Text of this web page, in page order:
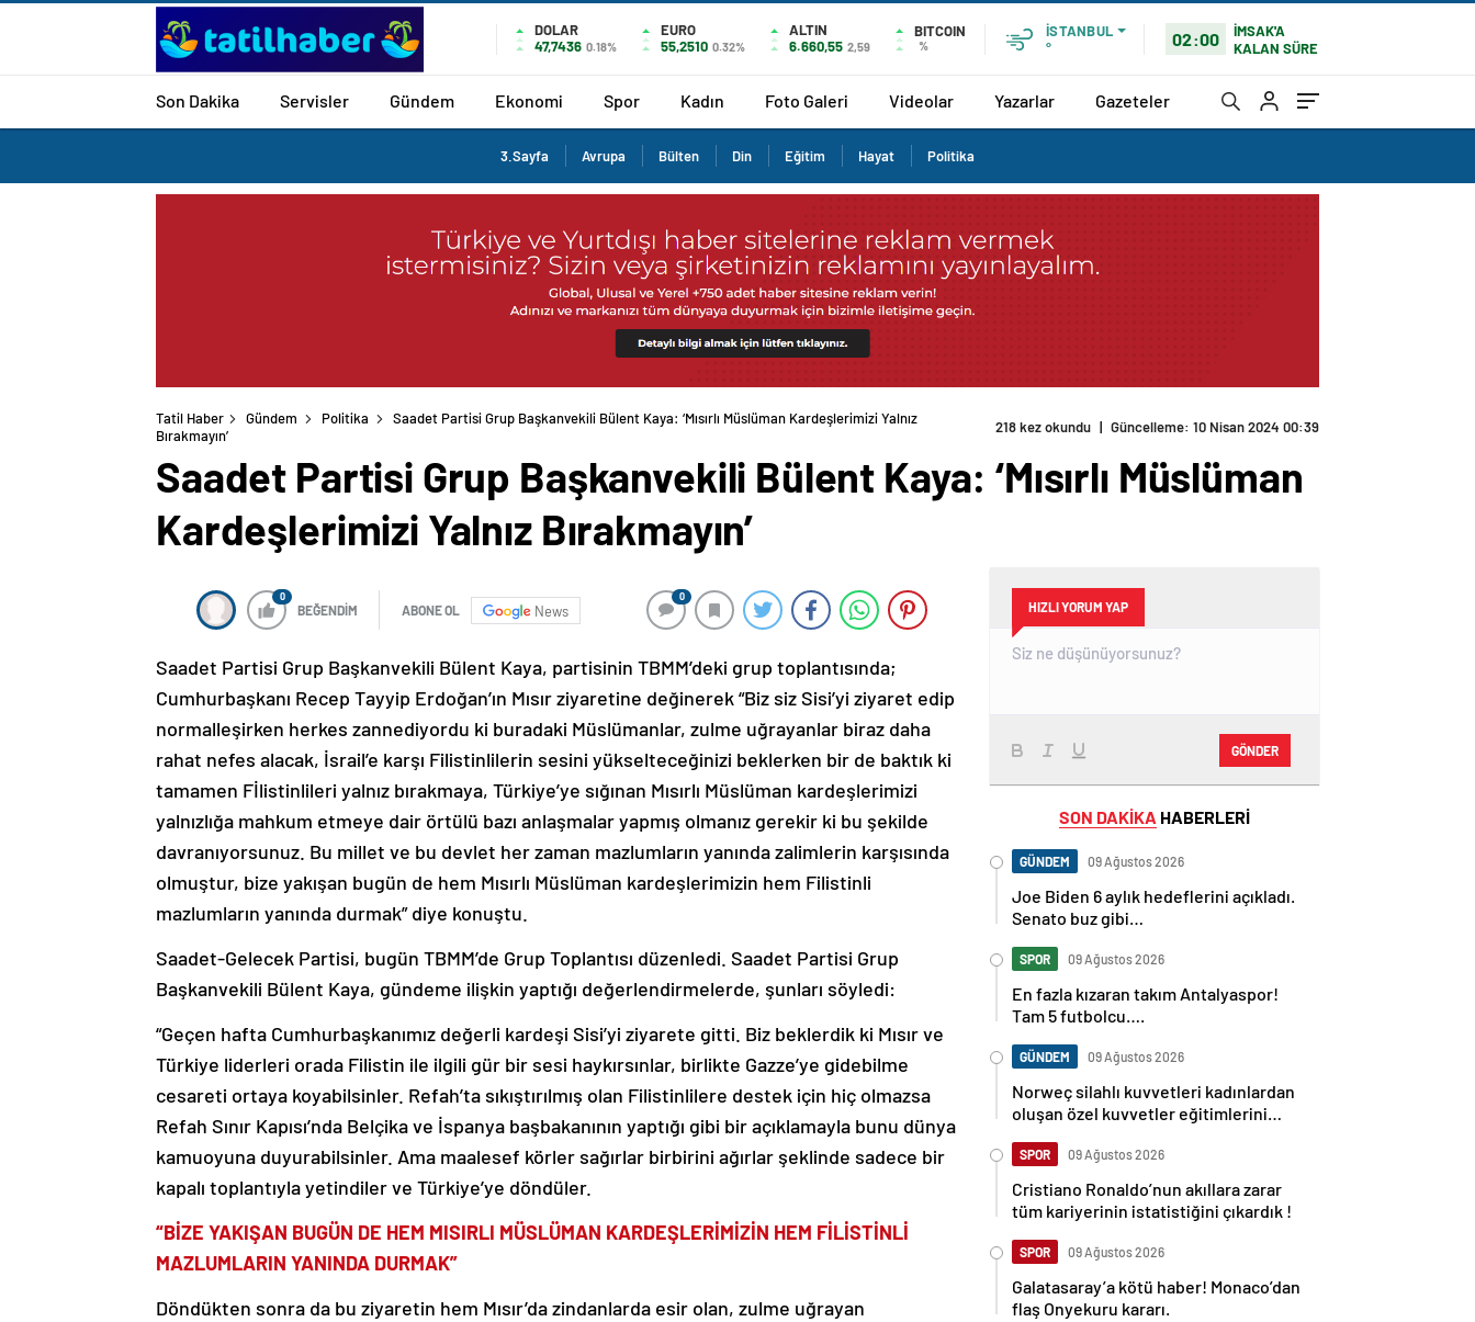
DOLAR
47,7436 0.18%
EURO
55,2510 0.32%
ALTIN
6.660,55 2,59
BITCOIN
%
İSTANBUL
°
02:00
İMSAK'A
KALAN SÜRE
Son Dakika Servisler Gündem Ekonomi Spor Kadın Foto Galeri Videolar Yazarlar Gazeteler
3.Sayfa Avrupa Bülten Din Eğitim Hayat Politika
Tatil Haber Gündem Politika
Saadet Partisi Grup Başkanvekili Bülent Kaya: ‘Mısırlı Müslüman Kardeşlerimizi Yalnız
Bırakmayın’
218 kez okundu | Güncelleme: 10 Nisan 2024 00:39
Saadet Partisi Grup Başkanvekili Bülent Kaya: ‘Mısırlı Müslüman
Kardeşlerimizi Yalnız Bırakmayın’
0
BEĞENDİM ABONE OL News
0
Saadet Partisi Grup Başkanvekili Bülent Kaya, partisinin TBMM’deki grup toplantısında;
Cumhurbaşkanı Recep Tayyip Erdoğan’ın Mısır ziyaretine değinerek “Biz siz Sisi’yi ziyaret edip
normalleşirken herkes zannediyordu ki buradaki Müslümanlar, zulme uğrayanlar biraz daha
rahat nefes alacak, İsrail’e karşı Filistinlilerin sesini yükselteceğinizi beklerken bir de baktık ki
tamamen Fİlistinlileri yalnız bırakmaya, Türkiye’ye sığınan Mısırlı Müslüman kardeşlerimizi
yalnızlığa mahkum etmeye dair örtülü bazı anlaşmalar yapmış olmanız gerekir ki bu şekilde
davranıyorsunuz. Bu millet ve bu devlet her zaman mazlumların yanında zalimlerin karşısında
olmuştur, bize yakışan bugün de hem Mısırlı Müslüman kardeşlerimizin hem Filistinli
mazlumların yanında durmak” diye konuştu.
Saadet-Gelecek Partisi, bugün TBMM’de Grup Toplantısı düzenledi. Saadet Partisi Grup
Başkanvekili Bülent Kaya, gündeme ilişkin yaptığı değerlendirmelerde, şunları söyledi:
“Geçen hafta Cumhurbaşkanımız değerli kardeşi Sisi’yi ziyarete gitti. Biz beklerdik ki Mısır ve
Türkiye liderleri orada Filistin ile ilgili gür bir sesi haykırsınlar, birlikte Gazze’ye gidebilme
cesareti ortaya koyabilsinler. Refah’ta sıkıştırılmış olan Filistinlilere destek için hiç olmazsa
Refah Sınır Kapısı’nda Belçika ve İspanya başbakanının yaptığı gibi bir açıklamayla bunu dünya
kamuoyuna duyurabilsinler. Ama maalesef körler sağırlar birbirini ağırlar şeklinde sadece bir
kapalı toplantıyla yetindiler ve Türkiye’ye döndüler.
“BİZE YAKIŞAN BUGÜN DE HEM MISIRLI MÜSLÜMAN KARDEŞLERİMİZİN HEM FİLİSTİNLİ
MAZLUMLARIN YANINDA DURMAK”
Döndükten sonra da bu ziyaretin hem Mısır’da zindanlarda esir olan, zulme uğrayan
HIZLI YORUM YAP
GÖNDER
SON DAKİKA HABERLERİ
GÜNDEM 09 Ağustos 2026
Joe Biden 6 aylık hedeflerini açıkladı.
Senato buz gibi…
SPOR 09 Ağustos 2026
En fazla kızaran takım Antalyaspor!
Tam 5 futbolcu….
GÜNDEM 09 Ağustos 2026
Norweç silahlı kuvvetleri kadınlardan
oluşan özel kuvvetler eğitimlerini
SPOR 09 Ağustos 2026
Cristiano Ronaldo’nun akıllara zarar
tüm kariyerinin istatistiğini çıkardık !
SPOR 09 Ağustos 2026
Galatasaray’a kötü haber! Monaco’dan
flaş Onyekuru kararı.